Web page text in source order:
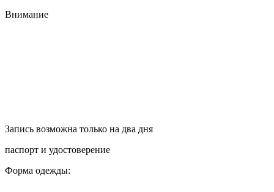
Внимание
Запись возможна только на два дня
паспорт и удостоверение
Форма одежды: